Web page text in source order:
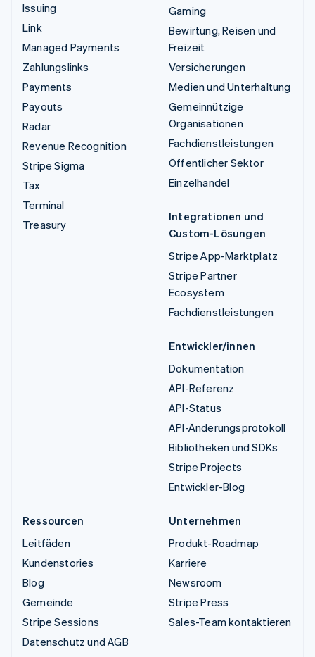
Issuing
Link
Managed Payments
Zahlungslinks
Payments
Payouts
Radar
Revenue Recognition
Stripe Sigma
Tax
Terminal
Treasury
Gaming
Bewirtung, Reisen und
Freizeit
Versicherungen
Medien und Unterhaltung
Gemeinnützige
Organisationen
Fachdienstleistungen
Öffentlicher Sektor
Einzelhandel
Integrationen und
Custom-Lösungen
Stripe App-Marktplatz
Stripe Partner
Ecosystem
Fachdienstleistungen
Entwickler/innen
Dokumentation
API-Referenz
API-Status
API-Änderungsprotokoll
Bibliotheken und SDKs
Stripe Projects
Entwickler-Blog
Ressourcen
Leitfäden
Kundenstories
Blog
Gemeinde
Stripe Sessions
Datenschutz und AGB
Unternehmen
Produkt-Roadmap
Karriere
Newsroom
Stripe Press
Sales-Team kontaktieren